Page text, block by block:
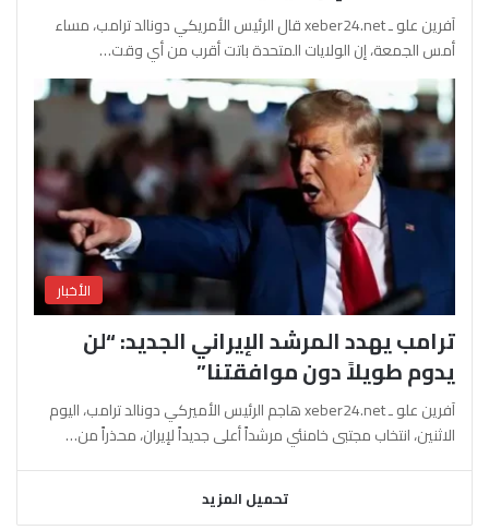
آفرين علو ـ xeber24.net قال الرئيس الأمريكي دونالد ترامب، مساء
أمس الجمعة، إن الولايات المتحدة باتت أقرب من أي وقت…
الأخبار
ترامب يهدد المرشد الإيراني الجديد: “لن
يدوم طويلاً دون موافقتنا”
آفرين علو ـ xeber24.net هاجم الرئيس الأميركي دونالد ترامب، اليوم
الاثنين، انتخاب مجتبى خامنئي مرشداً أعلى جديداً لإيران، محذراً من…
تحميل المزيد